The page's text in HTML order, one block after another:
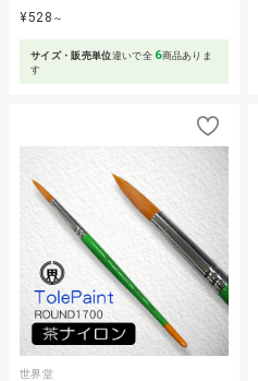
¥528 ～
サイズ・販売単位違いで全 6商品ありま
す
世界堂